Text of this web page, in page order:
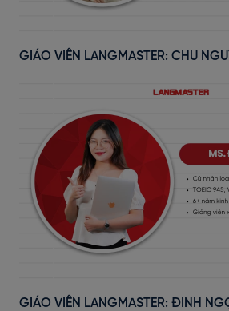
GIÁO VIÊN LANGMASTER: CHU
GIÁO VIÊN LANGMASTER: ĐINH